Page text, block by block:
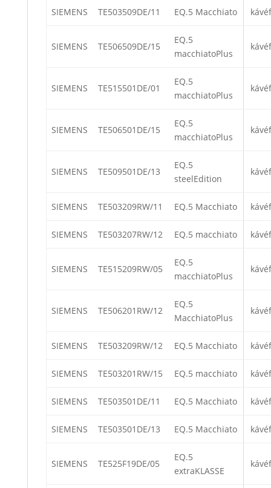
SIEMENS TE503509DE/11 EQ.5 Macchiato
SIEMENS TE506509DE/15
EQ.5
macchiatoPlus
SIEMENS TE515501DE/01
EQ.5
macchiatoPlus
SIEMENS TE506501DE/15
EQ.5
macchiatoPlus
SIEMENS TE509501DE/13
EQ.5
steelEdition
SIEMENS TE503209RW/11 EQ.5 Macchiato
SIEMENS TE503207RW/12 EQ.5 macchiato
SIEMENS TE515209RW/05
EQ.5
macchiatoPlus
SIEMENS TE506201RW/12
EQ.5
MacchiatoPlus
SIEMENS TE503209RW/12 EQ.5 Macchiato
SIEMENS TE503201RW/15 EQ.5 macchiato
SIEMENS TE503501DE/11 EQ.5 Macchiato
SIEMENS TE503501DE/13 EQ.5 Macchiato
SIEMENS TE525F19DE/05
EQ.5
extraKLASSE